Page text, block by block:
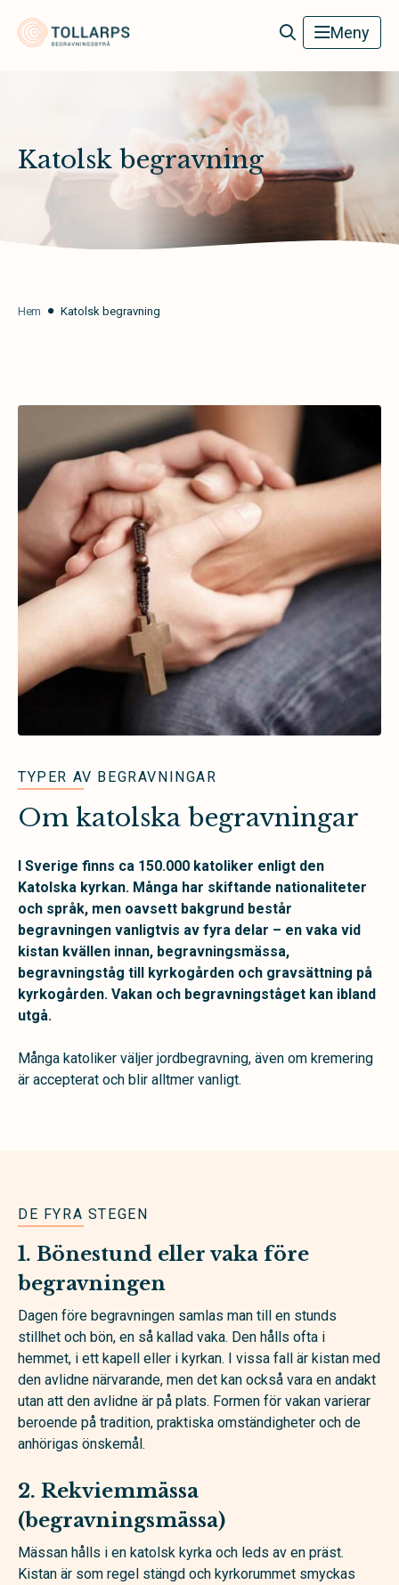
Meny
Katolsk begravning
Hem Katolsk begravning
TYPER AV BEGRAVNINGAR
Om katolska begravningar
I Sverige finns ca 150.000 katoliker enligt den
Katolska kyrkan. Många har skiftande nationaliteter
och språk, men oavsett bakgrund består
begravningen vanligtvis av fyra delar – en vaka vid
kistan kvällen innan, begravningsmässa,
begravningståg till kyrkogården och gravsättning på
kyrkogården. Vakan och begravningståget kan ibland
utgå.
Många katoliker väljer jordbegravning, även om kremering
är accepterat och blir alltmer vanligt.
DE FYRA STEGEN
1. Bönestund eller vaka före
begravningen
Dagen före begravningen samlas man till en stunds
stillhet och bön, en så kallad vaka. Den hålls ofta i
hemmet, i ett kapell eller i kyrkan. I vissa fall är kistan med
den avlidne närvarande, men det kan också vara en andakt
utan att den avlidne är på plats. Formen för vakan varierar
beroende på tradition, praktiska omständigheter och de
anhörigas önskemål.
2. Rekviemmässa
(begravningsmässa)
Mässan hålls i en katolsk kyrka och leds av en präst.
Kistan är som regel stängd och kyrkorummet smyckas